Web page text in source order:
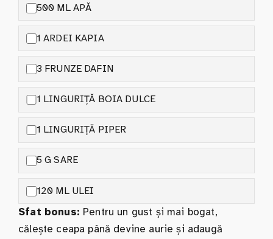
500 ML APĂ
1 ARDEI KAPIA
3 FRUNZE DAFIN
1 LINGURIȚĂ BOIA DULCE
1 LINGURIȚĂ PIPER
5 G SARE
120 ML ULEI
Sfat bonus: Pentru un gust și mai bogat,
călește ceapa până devine aurie și adaugă